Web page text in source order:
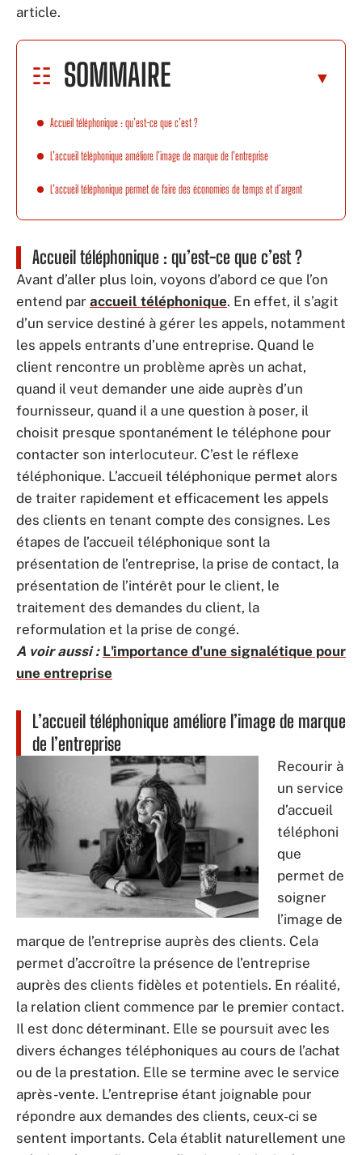
article.
SOMMAIRE
Accueil téléphonique : qu’est-ce que c’est ?
L’accueil téléphonique améliore l’image de marque de l’entreprise
L’accueil téléphonique permet de faire des économies de temps et d’argent
Accueil téléphonique : qu’est-ce que c’est ?
Avant d’aller plus loin, voyons d’abord ce que l’on
entend par accueil téléphonique. En effet, il s’agit
d’un service destiné à gérer les appels, notamment
les appels entrants d’une entreprise. Quand le
client rencontre un problème après un achat,
quand il veut demander une aide auprès d’un
fournisseur, quand il a une question à poser, il
choisit presque spontanément le téléphone pour
contacter son interlocuteur. C’est le réflexe
téléphonique. L’accueil téléphonique permet alors
de traiter rapidement et efficacement les appels
des clients en tenant compte des consignes. Les
étapes de l’accueil téléphonique sont la
présentation de l’entreprise, la prise de contact, la
présentation de l’intérêt pour le client, le
traitement des demandes du client, la
reformulation et la prise de congé.
A voir aussi : L'importance d'une signalétique pour
une entreprise
L’accueil téléphonique améliore l’image de marque
de l’entreprise
Recourir à
un service
d’accueil
téléphoni
que
permet de
soigner
l’image de
marque de l’entreprise auprès des clients. Cela
permet d’accroître la présence de l’entreprise
auprès des clients fidèles et potentiels. En réalité,
la relation client commence par le premier contact.
Il est donc déterminant. Elle se poursuit avec les
divers échanges téléphoniques au cours de l’achat
ou de la prestation. Elle se termine avec le service
après-vente. L’entreprise étant joignable pour
répondre aux demandes des clients, ceux-ci se
sentent importants. Cela établit naturellement une